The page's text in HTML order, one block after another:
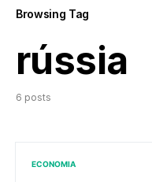
Browsing Tag
rússia
6 posts
ECONOMIA